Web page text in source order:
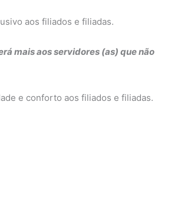
aos filiados e filiadas.
mais aos servidores (as) que não
e conforto aos filiados e filiadas.